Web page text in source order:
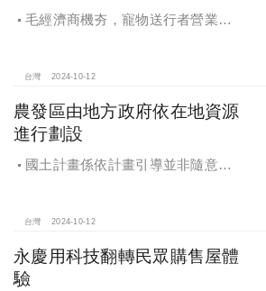
毛經濟商機夯，寵物送行者營業額
台灣 2024-10-12
農發區由地方政府依在地資源
進行劃設
國土計畫係依計畫引導並非隨意亂
台灣 2024-10-12
永慶用科技翻轉民眾購售屋體
驗